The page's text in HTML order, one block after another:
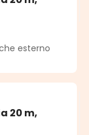
5 Sternen
esterno
20 m,